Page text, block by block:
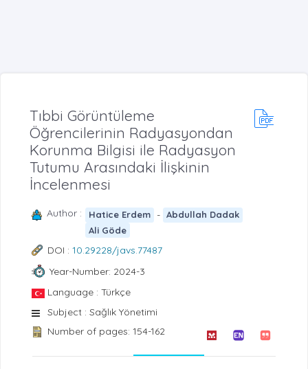
Tıbbi Görüntüleme
Öğrencilerinin Radyasyondan
Korunma Bilgisi ile Radyasyon
Tutumu Arasındaki İlişkinin
İncelenmesi
Author : Hatice Erdem - Abdullah Dadak
Ali Göde
DOI : 10.29228/javs.77487
Year-Number: 2024-3
Language : Türkçe
Subject : Sağlık Yönetimi
Number of pages: 154-162